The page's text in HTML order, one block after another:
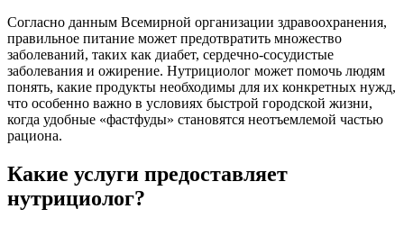
Согласно данным Всемирной организации здравоохранения,
правильное питание может предотвратить множество
заболеваний, таких как диабет, сердечно-сосудистые
заболевания и ожирение. Нутрициолог может помочь людям
понять, какие продукты необходимы для их конкретных нужд,
что особенно важно в условиях быстрой городской жизни,
когда удобные «фастфуды» становятся неотъемлемой частью
рациона.
Какие услуги предоставляет
нутрициолог?